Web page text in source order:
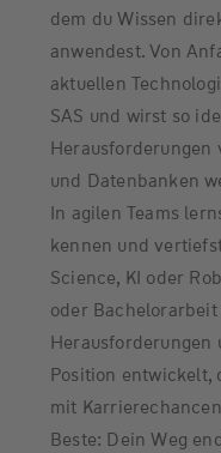
dem du Wissen
anwendest. Von
aktuellen
SAS und wirst so
Herausforderungen
und Datenbanken
In agilen Teams
kennen und
Science, KI oder
oder
Position entwickelt,
mit
Beste: Dein Weg